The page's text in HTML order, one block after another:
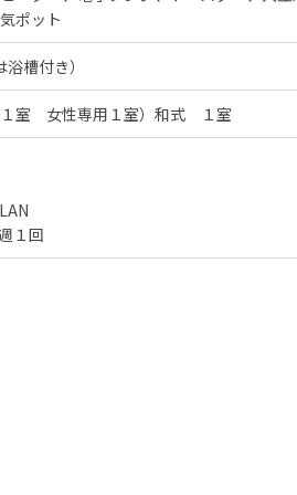
ポット
槽付き）
室 女性専用１室）和式 １室
１回